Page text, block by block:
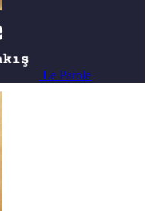
Le Parole